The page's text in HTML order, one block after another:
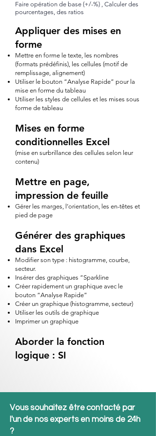
Faire opération de base (+/-%) , Calculer des
pourcentages, des ratios
Appliquer des mises en
forme
Mettre en forme le texte, les nombres
(formats prédéfinis), les cellules (motif de
remplissage, alignement)
Utiliser le bouton “Analyse Rapide” pour la
mise en forme du tableau
Utiliser les styles de cellules et les mises sous
forme de tableau
Mises en forme
conditionnelles Excel
(mise en surbrillance des cellules selon leur
contenu)
Mettre en page,
impression de feuille
Gérer les marges, l’orientation, les en-têtes et
pied de page
Générer des graphiques
dans Excel
Modifier son type : histogramme, courbe,
secteur.
Insérer des graphiques “Sparkline
Créer rapidement un graphique avec le
bouton “Analyse Rapide”
Créer un graphique (histogramme, secteur)
Utiliser les outils de graphique
Imprimer un graphique
Aborder la fonction
logique : SI
Vous souhaitez être contacté par
l'un de nos experts en moins de 24h
?